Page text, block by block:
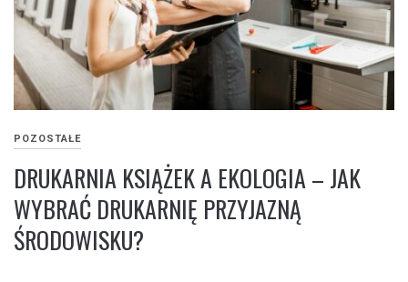
POZOSTAŁE
DRUKARNIA KSIĄŻEK A EKOLOGIA – JAK
WYBRAĆ DRUKARNIĘ PRZYJAZNĄ
ŚRODOWISKU?